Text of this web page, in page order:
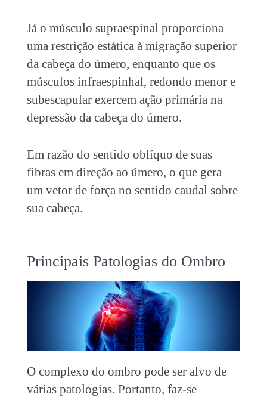
Já o músculo supraespinal proporciona
uma restrição estática à migração superior
da cabeça do úmero, enquanto que os
músculos infraespinhal, redondo menor e
subescapular exercem ação primária na
depressão da cabeça do úmero.
Em razão do sentido oblíquo de suas
fibras em direção ao úmero, o que gera
um vetor de força no sentido caudal sobre
sua cabeça.
Principais Patologias do Ombro
O complexo do ombro pode ser alvo de
várias patologias. Portanto, faz-se